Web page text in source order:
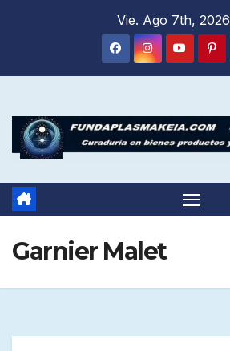
Vie. Ago 7th, 2026
Garnier Malet